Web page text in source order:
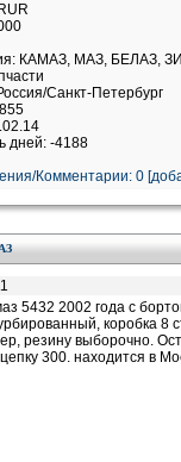
КАМАЗ, МАЗ, БЕЛАЗ,
Санкт-Петербург
дней: -4188
Комментарии: 0
5432 2002 года с
коробка 8
резину выборочно.
300. находится в